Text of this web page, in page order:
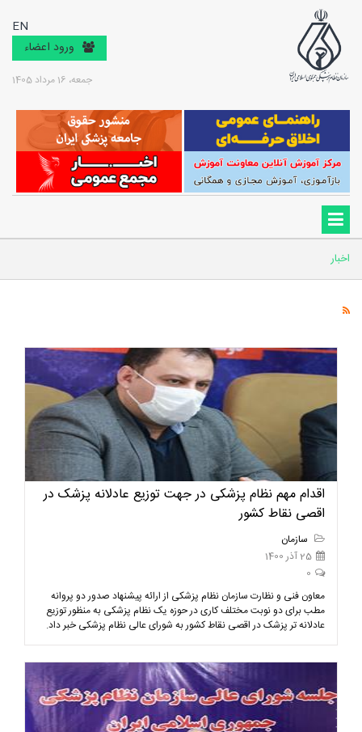
EN
ورود اعضاء
جمعه، 16 مرداد 1405
اخبار
اقدام مهم نظام پزشکی در جهت توزیع عادلانه پزشک در
اقصی نقاط کشور
سازمان
25 آذر 1400
0
معاون فنی و نظارت سازمان نظام پزشکی از ارائه پیشنهاد صدور دو پروانه
مطب برای دو نوبت مختلف کاری در حوزه یک نظام پزشکی به منظور توزیع
عادلانه تر پزشک در اقصی نقاط کشور به شورای عالی نظام پزشکی خبر داد.